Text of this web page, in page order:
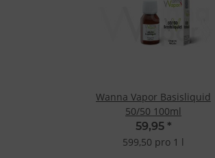
Wanna Vapor Basisliquid
50/50 100ml
59,95 *
599,50 pro 1 l